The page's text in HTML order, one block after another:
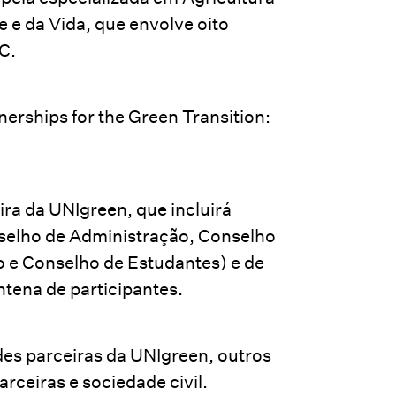
e da Vida, que envolve oito
for the Green Transition:
da UNIgreen, que incluirá
de Administração, Conselho
Conselho de Estudantes) e de
de participantes.
parceiras da UNIgreen, outros
e sociedade civil.